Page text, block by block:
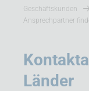
Geschäftskunden
Ansprechpartner
Länder